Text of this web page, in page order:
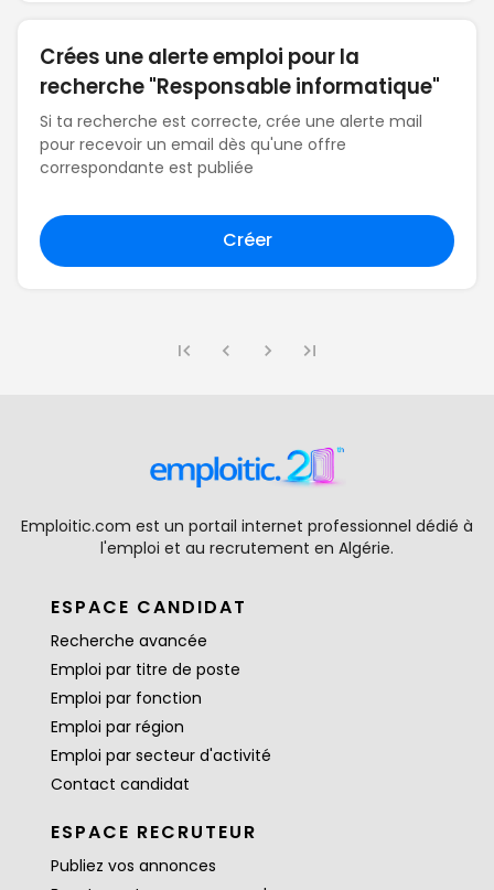
Crées une alerte emploi pour la
recherche "Responsable informatique"
Si ta recherche est correcte, crée une alerte mail
pour recevoir un email dès qu'une offre
correspondante est publiée
Créer
Emploitic.com est un portail internet professionnel dédié à
l'emploi et au recrutement en Algérie.
ESPACE CANDIDAT
Recherche avancée
Emploi par titre de poste
Emploi par fonction
Emploi par région
Emploi par secteur d'activité
Contact candidat
ESPACE RECRUTEUR
Publiez vos annonces